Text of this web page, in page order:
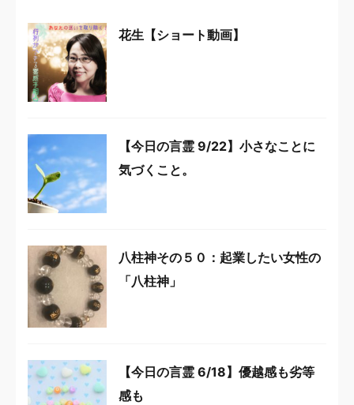
花生【ショート動画】
【今日の言霊 9/22】小さなことに
気づくこと。
八柱神その５０：起業したい女性の
「八柱神」
【今日の言霊 6/18】優越感も劣等
感も